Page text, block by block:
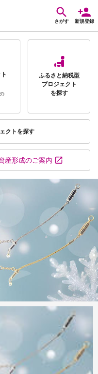
さがす 新規登録
ふるさと納税型
プロジェクト
を探す
クトを探す
産形成のご案内